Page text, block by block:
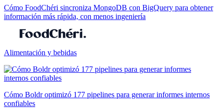
Cómo FoodChéri sincroniza MongoDB con BigQuery para obtener
información más rápida, con menos ingeniería
Alimentación y bebidas
Cómo Boldr optimizó 177 pipelines para generar informes internos
confiables